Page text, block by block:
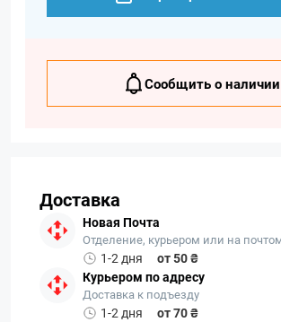
Сообщить о наличии
Доставка
Новая Почта
Отделение, курьером или на
1-2 дня
от 50 ₴
Курьером по адресу
Доставка к подъезду
1-2 дня
от 70 ₴